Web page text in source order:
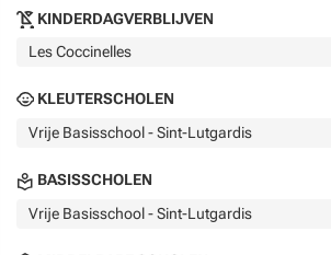
KINDERDAGVERBLIJVEN
Les Coccinelles
KLEUTERSCHOLEN
Vrije Basisschool - Sint-Lutgardis
BASISSCHOLEN
Vrije Basisschool - Sint-Lutgardis